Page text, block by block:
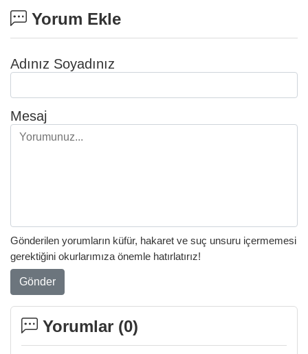
Yorum Ekle
Adınız Soyadınız
Mesaj
Gönderilen yorumların küfür, hakaret ve suç unsuru içermemesi
gerektiğini okurlarımıza önemle hatırlatırız!
Gönder
Yorumlar (0)